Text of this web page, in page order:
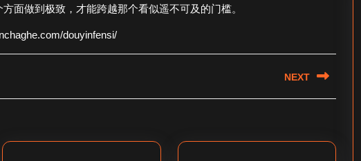
面做到极致，才能跨越那个看似遥不可及的门槛。
douyinfensi/
NEXT